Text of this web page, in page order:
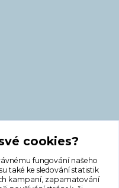
cookies?
fungování našeho
také ke sledování statistik
kampaní, zapamatování